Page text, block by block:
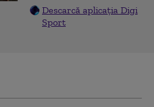
Descarcă aplicația Digi
Sport